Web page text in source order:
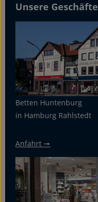
Unsere Geschäfte
Betten Huntenburg
in Hamburg Rahlstedt
Anfahrt 🠖